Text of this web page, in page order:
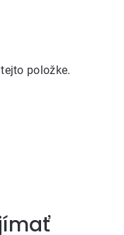
položke.